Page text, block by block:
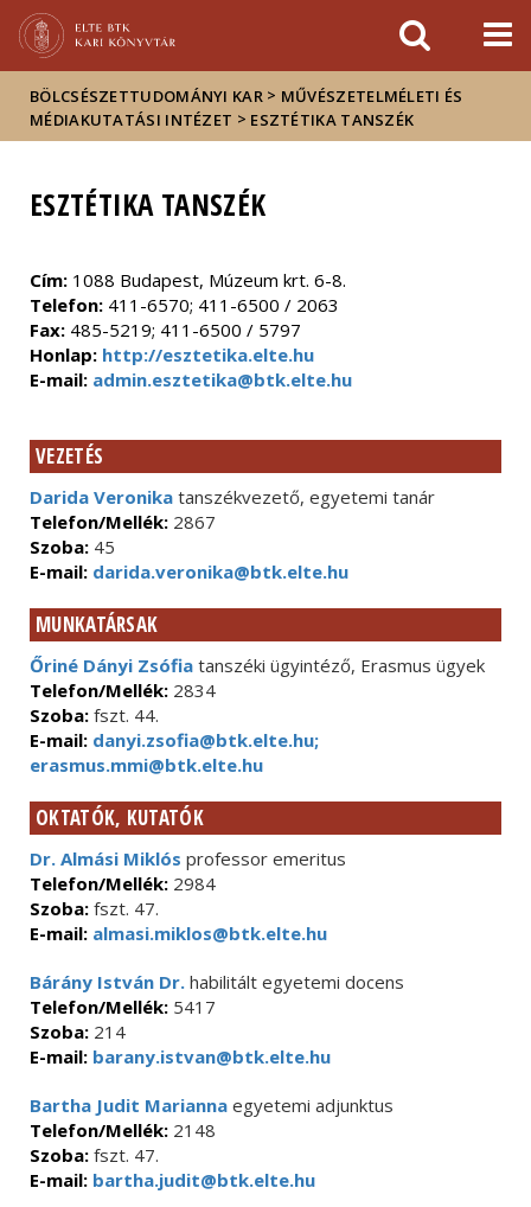
sajtóban
BÖLCSÉSZETTUDOMÁNYI KAR > MŰVÉSZETELMÉLETI ÉS
MÉDIAKUTATÁSI INTÉZET > ESZTÉTIKA TANSZÉK
ESZTÉTIKA TANSZÉK
Cím: 1088 Budapest, Múzeum krt. 6-8.
Telefon: 411-6570; 411-6500 / 2063
Fax: 485-5219; 411-6500 / 5797
Honlap: http://esztetika.elte.hu
E-mail: admin.esztetika@btk.elte.hu
VEZETÉS
Darida Veronika tanszékvezető, egyetemi tanár
Telefon/Mellék: 2867
Szoba: 45
E-mail: darida.veronika@btk.elte.hu
MUNKATÁRSAK
Őriné Dányi Zsófia tanszéki ügyintéző, Erasmus ügyek
Telefon/Mellék: 2834
Szoba: fszt. 44.
E-mail: danyi.zsofia@btk.elte.hu;
erasmus.mmi@btk.elte.hu
OKTATÓK, KUTATÓK
Dr. Almási Miklós professor emeritus
Telefon/Mellék: 2984
Szoba: fszt. 47.
E-mail: almasi.miklos@btk.elte.hu
Bárány István Dr. habilitált egyetemi docens
Telefon/Mellék: 5417
Szoba: 214
E-mail: barany.istvan@btk.elte.hu
Bartha Judit Marianna egyetemi adjunktus
Telefon/Mellék: 2148
Szoba: fszt. 47.
E-mail: bartha.judit@btk.elte.hu